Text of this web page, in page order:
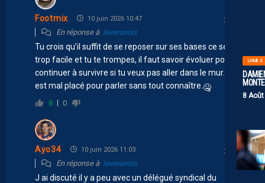
LIGUE 2
8
Footmix 10 juin 2026 10:47
En réponse à laverunois
Tu crois qu’il suffit de se reposer sur ses bases ce serait
trop facile et tu te trompes, il faut savoir évoluer pour
continuer à survivre si tu veux pas aller dans le mur. On
est mal placé pour parler sans tout connaître. 🤐
8 0
Ayo34 10 juin 2026 11:03
En réponse à laverunois
J ai discuté il y a peu avec un délégué syndical du